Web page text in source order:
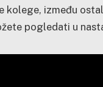
kolege, između
pogledati u